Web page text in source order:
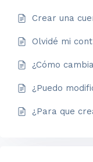
Crear una
Olvidé mi
¿Cómo
¿Puedo
¿Para que